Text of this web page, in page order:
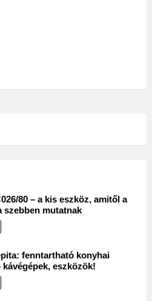
80 – a kis eszköz, amitől a
szebben mutatnak
fenntartható konyhai
kávégépek, eszközök!